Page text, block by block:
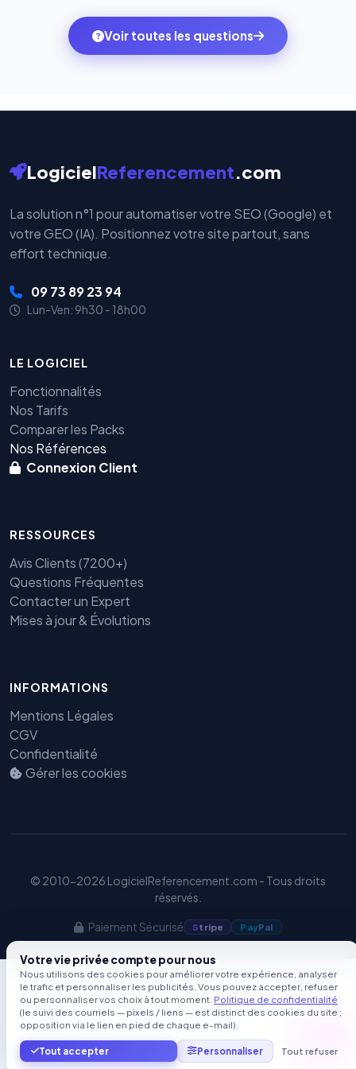
ambitions du moment — sans perdre vos données ni
votre historique.
monde. Vos données bancaires ne transitent jamais
par nos serveurs — elles sont gérées directement et
Voir toutes les questions
LogicielReferencement.com
La solution n°1 pour automatiser votre SEO (Google) et
votre GEO (IA). Positionnez votre site partout, sans
effort technique.
09 73 89 23 94
Lun-Ven: 9h30 - 18h00
LE LOGICIEL
Fonctionnalités
Nos Tarifs
Comparer les Packs
Nos Références
Connexion Client
RESSOURCES
Avis Clients (7200+)
Questions Fréquentes
Contacter un Expert
Mises à jour & Évolutions
INFORMATIONS
Mentions Légales
CGV
Confidentialité
Gérer les cookies
© 2010-2026 LogicielReferencement.com - Tous droits
réservés.
Paiement Sécurisé Stripe PayPal
Votre vie privée compte pour nous
Nous utilisons des cookies pour améliorer votre expérience, analyser
le trafic et personnaliser les publicités. Vous pouvez accepter, refuser
ou personnaliser vos choix à tout moment. Politique de confidentialité
(le suivi des courriels — pixels / liens — est distinct des cookies du site ;
opposition via le lien en pied de chaque e-mail).
Tout accepter Personnaliser Tout refuser